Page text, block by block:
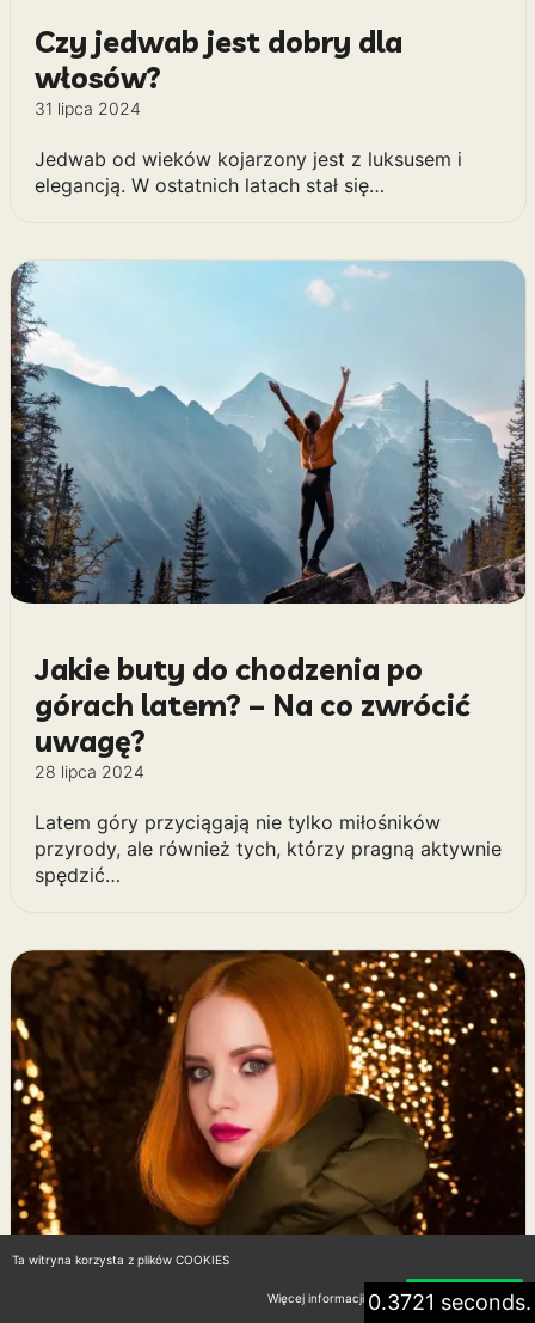
Czy jedwab jest dobry dla
włosów?
31 lipca 2024
Jedwab od wieków kojarzony jest z luksusem i
elegancją. W ostatnich latach stał się…
Jakie buty do chodzenia po
górach latem? – Na co zwrócić
uwagę?
28 lipca 2024
Latem góry przyciągają nie tylko miłośników
przyrody, ale również tych, którzy pragną aktywnie
spędzić…
0.3721 seconds.
Ta witryna korzysta z plików COOKIES
Więcej informacji Akceptuję